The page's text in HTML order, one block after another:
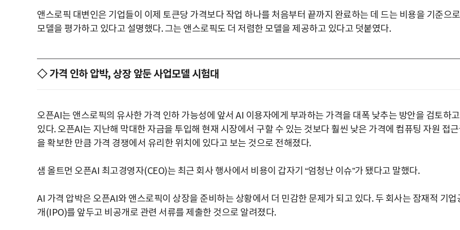
앤스로픽 대변인은 기업들이 이제 토큰당 가격보다 작업 하나를 처음부터 끝까지 완료하는 데 드는 비용을 기준으로
모델을 평가하고 있다고 설명했다. 그는 앤스로픽도 더 저렴한 모델을 제공하고 있다고 덧붙였다.
◇ 가격 인하 압박, 상장 앞둔 사업모델 시험대
오픈AI는 앤스로픽의 유사한 가격 인하 가능성에 앞서 AI 이용자에게 부과하는 가격을 대폭 낮추는 방안을 검토하고
있다. 오픈AI는 지난해 막대한 자금을 투입해 현재 시장에서 구할 수 있는 것보다 훨씬 낮은 가격에 컴퓨팅 자원 접근
을 확보한 만큼 가격 경쟁에서 유리한 위치에 있다고 보는 것으로 전해졌다.
샘 올트먼 오픈AI 최고경영자(CEO)는 최근 회사 행사에서 비용이 갑자기 “엄청난 이슈”가 됐다고 말했다.
AI 가격 압박은 오픈AI와 앤스로픽이 상장을 준비하는 상황에서 더 민감한 문제가 되고 있다. 두 회사는 잠재적 기업
개(IPO)를 앞두고 비공개로 관련 서류를 제출한 것으로 알려졌다.